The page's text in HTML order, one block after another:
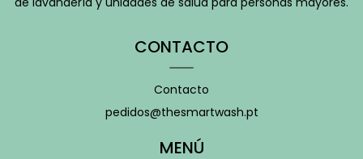
CONTACTO
Contacto
pedidos@thesmartwash.pt
MENÚ